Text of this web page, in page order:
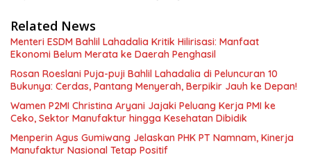
Related News
Menteri ESDM Bahlil Lahadalia Kritik Hilirisasi: Manfaat
Ekonomi Belum Merata ke Daerah Penghasil
Rosan Roeslani Puja-puji Bahlil Lahadalia di Peluncuran 10
Bukunya: Cerdas, Pantang Menyerah, Berpikir Jauh ke Depan!
Wamen P2MI Christina Aryani Jajaki Peluang Kerja PMI ke
Ceko, Sektor Manufaktur hingga Kesehatan Dibidik
Menperin Agus Gumiwang Jelaskan PHK PT Namnam, Kinerja
Manufaktur Nasional Tetap Positif